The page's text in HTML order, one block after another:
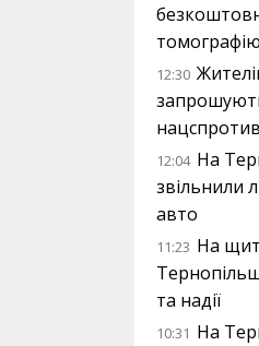
12:30
12:04 На
звільнили
авто
11:23 На
та надії
10:31 На